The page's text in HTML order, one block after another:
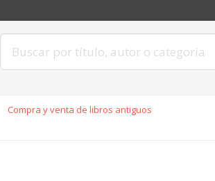
Compra y venta de libros antiguos